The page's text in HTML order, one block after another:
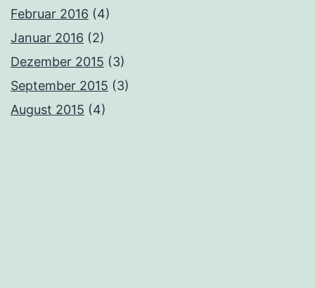
Februar 2016 (4)
Januar 2016 (2)
Dezember 2015 (3)
September 2015 (3)
August 2015 (4)